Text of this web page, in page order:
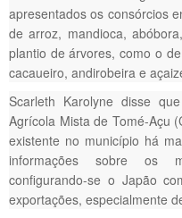
apresentados os consórcios
de arroz, mandioca,
plantio de árvores, como o
cacaueiro, andirobeira e
Scarleth Karolyne disse
Agrícola Mista de Tomé-Açu
existente no município há
informações sobre os
configurando-se o Japão
exportações, especialmente